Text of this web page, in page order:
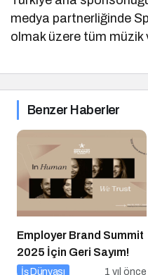
medya partnerliğinde
olmak üzere tüm müzik
Benzer Haberler
Employer Brand Summit
2025 İçin Geri Sayım!
İş Dünyası 1 yıl önce